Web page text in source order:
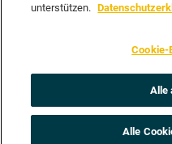
DEIN
vorschlagen? Klasse, dann
Unsere Redaktion wird Deinen
unterstützen.
Cookie-
Alle
Alle